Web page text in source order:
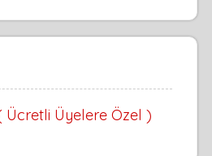
Ücretli Üyelere Özel )